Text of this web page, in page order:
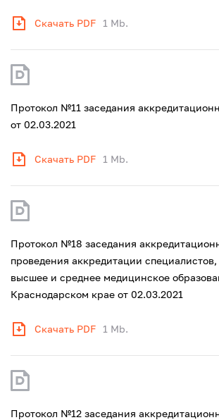
Скачать PDF 1 Mb.
Протокол №11 заседания
от 02.03.2021
Скачать PDF 1 Mb.
Протокол №18 заседания
проведения аккредитации
высшее и среднее медицинское
Краснодарском крае от 02.03.2021
Скачать PDF 1 Mb.
Протокол №12 заседания